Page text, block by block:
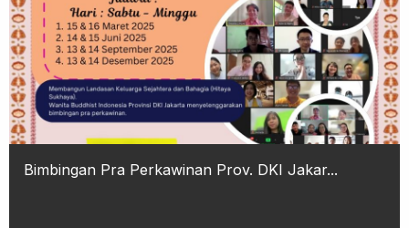
Bimbingan Pra Perkawinan Prov. DKI Jakar...